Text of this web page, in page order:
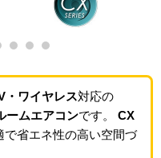
・ワイヤレス対応の
ームエアコンです。 CX
で省エネ性の高い空間づ